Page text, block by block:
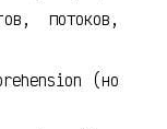
потоков,
(но